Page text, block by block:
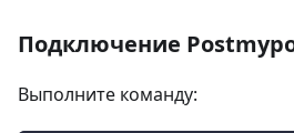
Подключение
Выполните команду: